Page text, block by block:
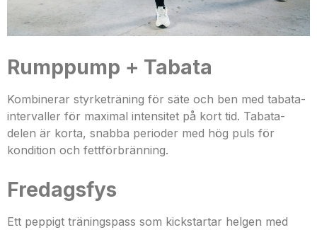
Rumppump + Tabata
Kombinerar styrketräning för säte och ben med tabata-
intervaller för maximal intensitet på kort tid. Tabata-
delen är korta, snabba perioder med hög puls för
kondition och fettförbränning.
Fredagsfys
Ett peppigt träningspass som kickstartar helgen med